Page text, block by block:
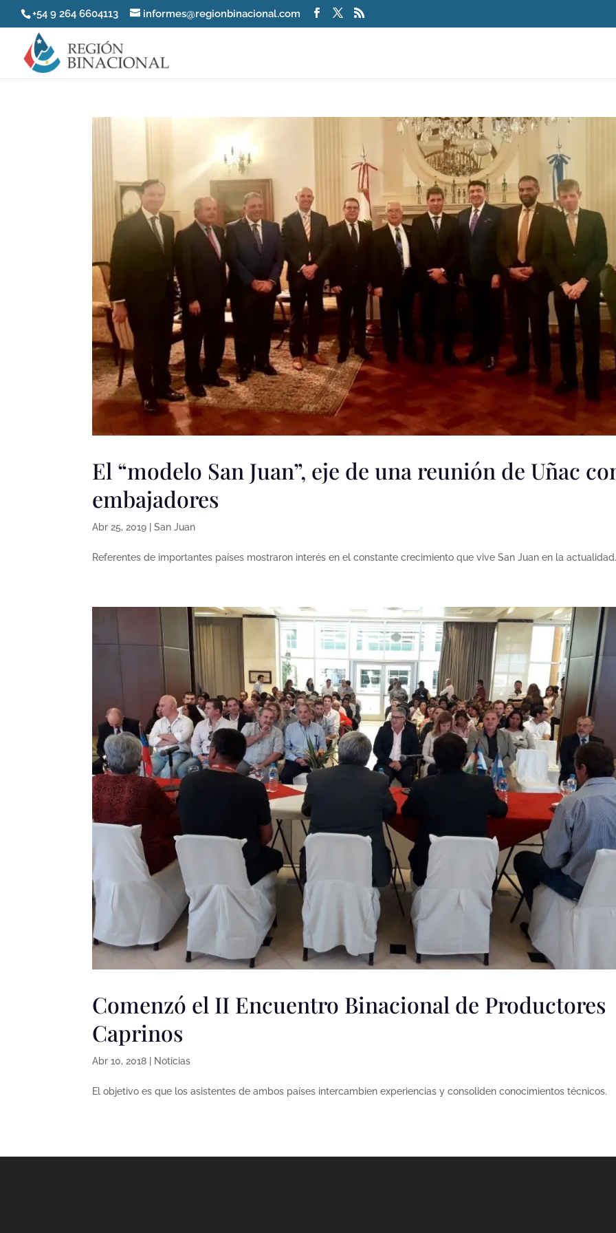
+54 9 264 6604113 informes@regionbinacional.com
El “modelo San Juan”, eje de una reunión de Uñac
embajadores
Abr 25, 2019 |San Juan
Referentes de importantes países mostraron interés en el constante crecimiento que vive San Juan en la
Comenzó el II Encuentro Binacional de Productores
Caprinos
Abr 10, 2018 Noticias
El objetivo es que los asistentes de ambos países intercambien experiencias y consoliden conocimientos técnicos.